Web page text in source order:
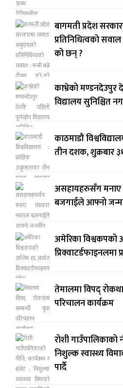
बागमती प्रदेश
प्रतिनिधित्वको सवाल
को छन् ?
काभ्रेको मण्डनदेउपुर
विद्यालय सुनिश्चित
काठमाडौं
तीन दशक, शुक्रबार
असहायहरुसँग मनाए
बजगाईले आफ्नो
अमेरिका विश्वकपको
प्रिक्वाटर्डफाइनलमा
तेमालमा विपद्
परिचालन कार्यक्रम
रोशी गाउँपालिकाको
निशुल्क स्वास्थ्य
पार्दै